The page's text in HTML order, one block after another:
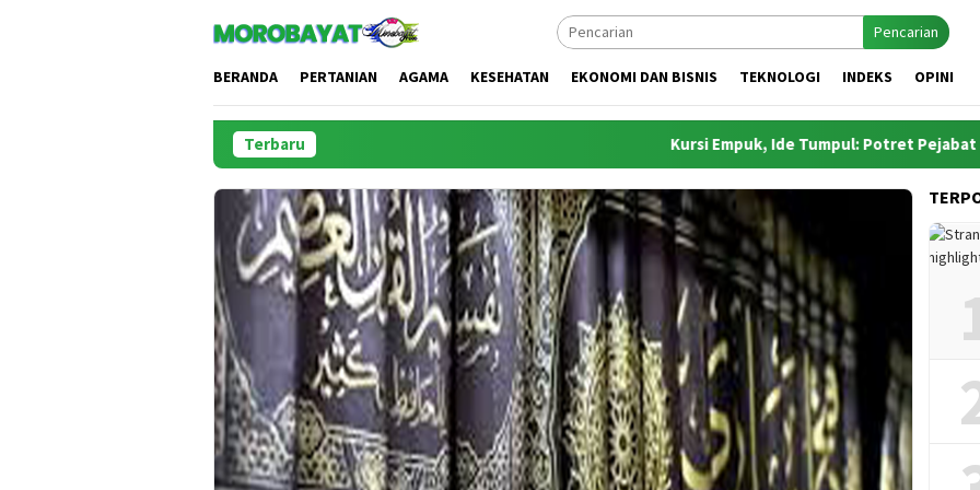
Pencarian
BERANDA PERTANIAN AGAMA KESEHATAN EKONOMI DAN BISNIS TEKNOLOGI INDEKS OPINI
Terbaru Kursi Empuk, Ide Tumpul: Potret Pejabat Cari Aman